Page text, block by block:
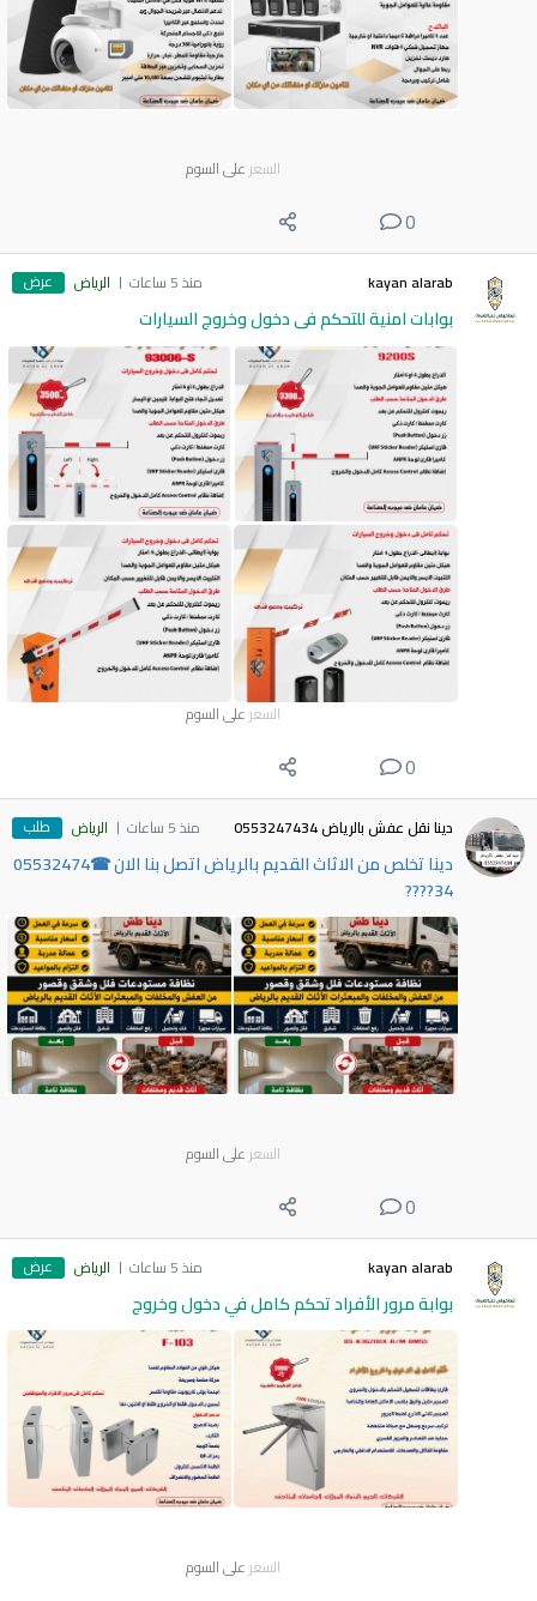
السعر على السوم
0
kayan alarab منذ 5 ساعات الرياض عرض
بوابات امنية للتحكم فى دخول وخروج السيارات
السعر على السوم
0
دينا نقل عفش بالرياض 0553247434 منذ 5 ساعات الرياض طلب
دينا تخلص من الاثاث القديم بالرياض اتصل بنا الان ☎05532474
34????
السعر على السوم
0
kayan alarab منذ 5 ساعات الرياض عرض
بوابة مرور الأفراد تحكم كامل في دخول وخروج
السعر على السوم